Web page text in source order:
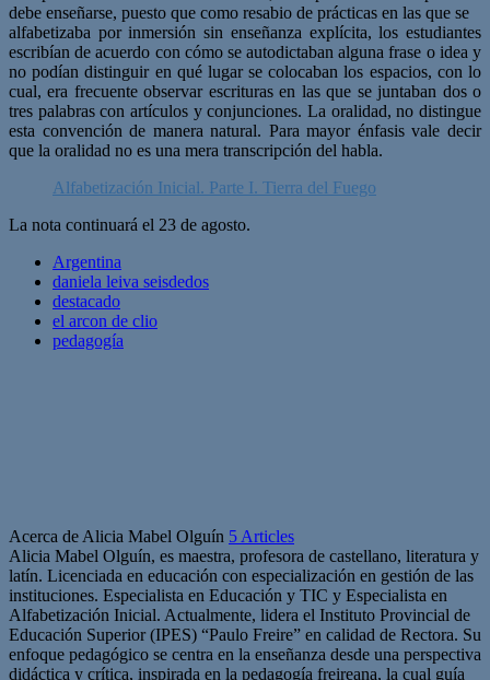
debe enseñarse, puesto que como resabio de prácticas en las que se
alfabetizaba por inmersión sin enseñanza explícita, los estudiantes
escribían de acuerdo con cómo se autodictaban alguna frase o idea y
no podían distinguir en qué lugar se colocaban los espacios, con lo
cual, era frecuente observar escrituras en las que se juntaban dos o
tres palabras con artículos y conjunciones. La oralidad, no distingue
esta convención de manera natural. Para mayor énfasis vale decir
que la oralidad no es una mera transcripción del habla.
Alfabetización Inicial. Parte I. Tierra del Fuego
La nota continuará el 23 de agosto.
Argentina
daniela leiva seisdedos
destacado
el arcon de clio
pedagogía
Acerca de Alicia Mabel Olguín 5 Articles
Alicia Mabel Olguín, es maestra, profesora de castellano, literatura y
latín. Licenciada en educación con especialización en gestión de las
instituciones. Especialista en Educación y TIC y Especialista en
Alfabetización Inicial. Actualmente, lidera el Instituto Provincial de
Educación Superior (IPES) “Paulo Freire” en calidad de Rectora. Su
enfoque pedagógico se centra en la enseñanza desde una perspectiva
didáctica y crítica, inspirada en la pedagogía freireana, la cual guía